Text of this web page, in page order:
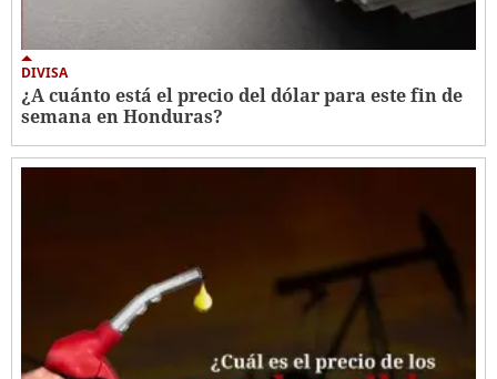
DIVISA
¿A cuánto está el precio del dólar para este fin de
semana en Honduras?